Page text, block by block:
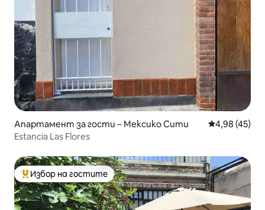
Апартамент за гости – Мексико Сити Средна
4,98 (45)
Estancia Las Flores
Най-популярен избор на гостите
Избор на гостите